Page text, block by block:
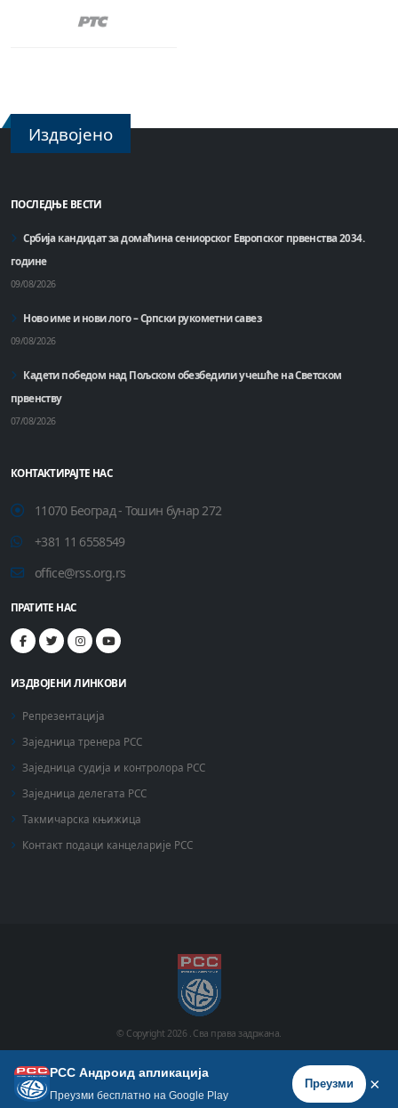
Издвојено
ПОСЛЕДЊЕ ВЕСТИ
Србија кандидат за домаћинa сениорског Европског првенства 2034.
године
09/08/2026
Ново име и нови лого – Српски рукометни савез
09/08/2026
Кадети победом над Пољском обезбедили учешће на Светском
првенству
07/08/2026
КОНТАКТИРАЈТЕ НАС
11070 Београд - Тошин бунар 272
+381 11 6558549
office@rss.org.rs
ПРАТИТЕ НАС
ИЗДВОЈЕНИ ЛИНКОВИ
Репрезентација
Заједница тренера РСС
Заједница судија и контролора РСС
Заједница делегата РСС
Такмичарска књижица
Контакт подаци канцеларије РСС
© Copyright2026 . Сва права задржана.
Почетна Историја Фото галерија Видео галерија
РСС Андроид апликација
Преузми бесплатно на Google Play
Преузми ×